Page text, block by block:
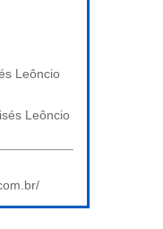
Leôncio
Leôncio